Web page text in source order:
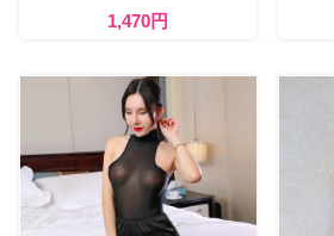
1,470円